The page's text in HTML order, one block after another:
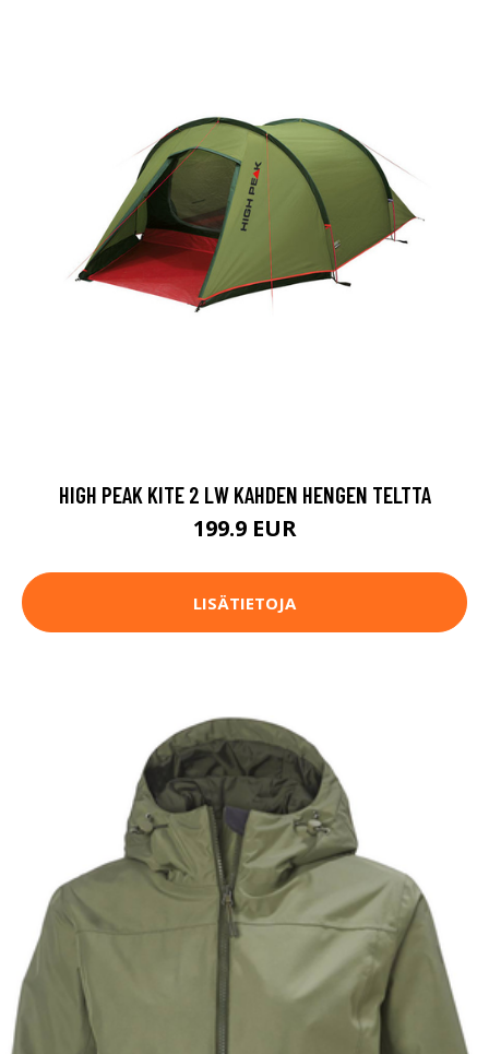
HIGH PEAK KITE 2 LW KAHDEN HENGEN TELTTA
199.9 EUR
LISÄTIETOJA